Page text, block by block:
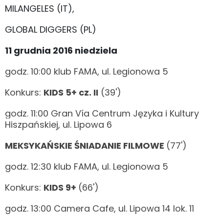
MILANGELES (IT),
GLOBAL DIGGERS (PL)
11 grudnia 2016 niedziela
godz. 10:00 klub FAMA, ul. Legionowa 5
Konkurs: KIDS 5+ cz. II (39')
godz. 11:00 Gran Vía Centrum Języka i Kultury
Hiszpańskiej, ul. Lipowa 6
MEKSYKAŃSKIE ŚNIADANIE FILMOWE (77')
godz. 12:30 klub FAMA, ul. Legionowa 5
Konkurs: KIDS 9+ (66')
godz. 13:00 Camera Cafe, ul. Lipowa 14 lok. 11